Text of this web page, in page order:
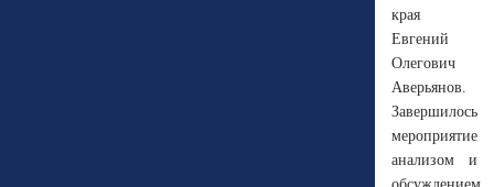
края
Евгений
Олегович
Аверьянов.
Завершилось
мероприятие
анализом и